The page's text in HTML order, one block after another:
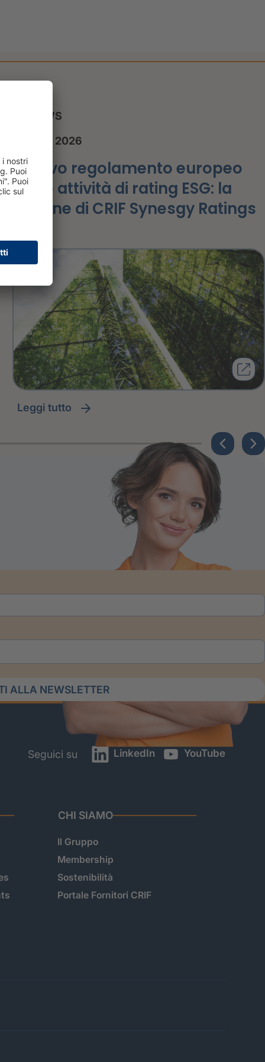
NEWS
1 luglio 2026
Nuovo regolamento europeo
sulle attività di rating ESG: la
visione di CRIF Synesgy Ratings
leggi tutto
ALLA NEWSLETTER
Seguici su LinkedIn YouTube
CHI SIAMO
Il Gruppo
Membership
Sostenibilità
Portale Fornitori CRIF